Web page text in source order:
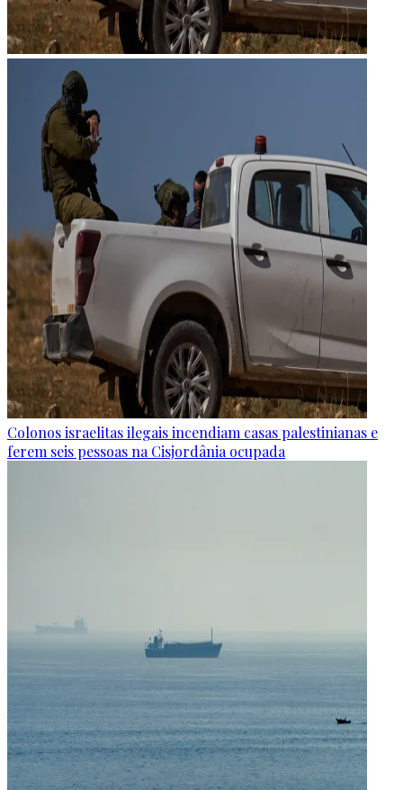
Colonos israelitas ilegais incendiam casas palestinianas e
ferem seis pessoas na Cisjordânia ocupada